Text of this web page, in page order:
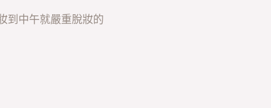
到中午就嚴重脫妝的